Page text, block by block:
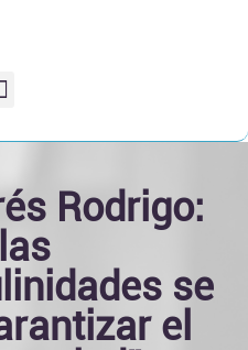
Rodrigo:
se
el